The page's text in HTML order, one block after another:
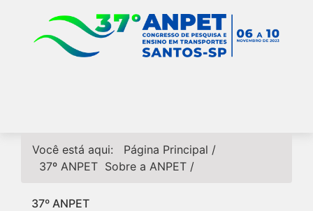
Você está aqui: Página Principal /
37º ANPET Sobre a ANPET /
37º ANPET